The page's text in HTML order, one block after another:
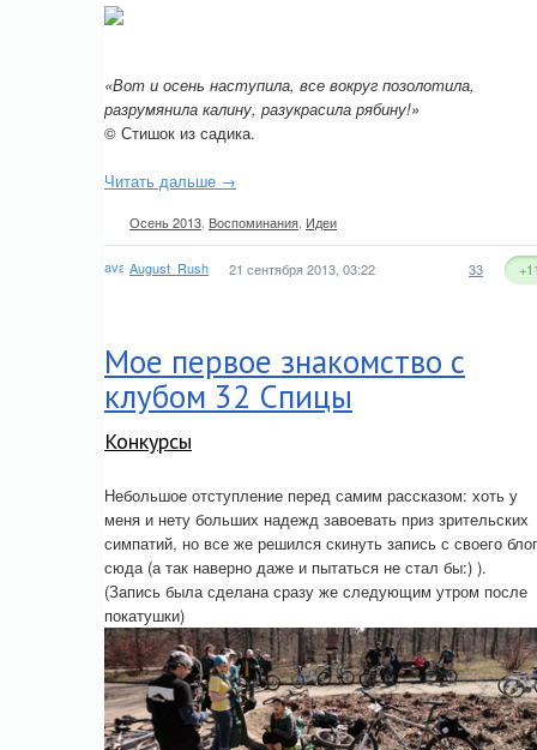
«Вот и осень наступила, все вокруг позолотила,
разрумянила калину, разукрасила рябину!»
© Стишок из садика.
Читать дальше →
Осень 2013 Воспоминания Идеи
August_Rush 21 сентября 2013, 03:22 33
Мое первое знакомство с
клубом 32 Спицы
Конкурсы
Небольшое отступление перед самим рассказом: хоть у
меня и нету больших надежд завоевать приз зрительских
симпатий, но все же решился скинуть запись с своего
сюда (а так наверно даже и пытаться не стал бы:) ).
(Запись была сделана сразу же следующим утром после
покатушки)